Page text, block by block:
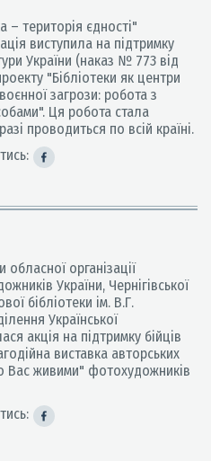
– територія єдності"
виступила на підтримку
України (наказ № 773 від
"Бібліотеки як центри
загрози: робота з
Ця робота стала
проводиться по всій країні.
обласної організації
України, Чернігівської
бібліотеки ім. В.Г.
Української
акція на підтримку бійців
виставка авторських
Вас живими" фотохудожників